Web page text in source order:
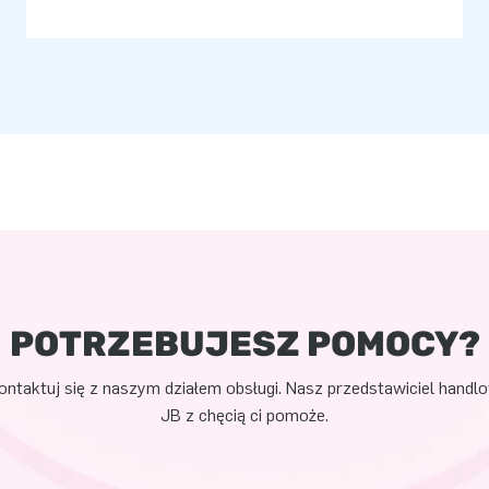
POTRZEBUJESZ POMOCY?
się z naszym działem obsługi. Nasz przedstawiciel
JB z chęcią ci pomoże.